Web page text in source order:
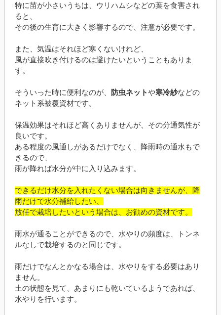
特に苗が小さいうちは、ウリハムシなどの葉を食害され
ると、
その後の生育に大きく影響するので、注意が必要です。
また、気温はそれほど寒くないけれど、
風が直接吹き付けるのは避けたいということもありま
す。
そういった時に便利なのが、 防虫ネットや寒冷紗などの
ネット系被覆資材です。
保温効果はそれほど高くありませんが、その分通気性が
良いです。
ある程度の風通しがあるだけでなく、降雨時の通水もで
きるので、
雨が降れば水分が中に入り込みます。
できるだけ水分を入れたくない場合は向きませんが、降
雨だけで水分補給したい、
放任で栽培したいという場合は、お勧めの資材です。
雨水が通ることができるので、水やりの頻度は、トンネ
ルなしで栽培するのと同じです。
雨だけでなんとかなる場合は、水やりをする必要はあり
ません。
土の状態を見て、あまりにも乾いているようであれば、
水やりを行います。